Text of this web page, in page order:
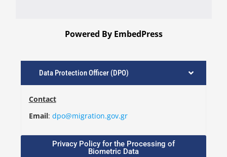
Data Protection Officer (DPO)
Contact
Email: dpo@migration.gov.gr
Privacy Policy for the Processing of
Biometric Data
Powered By EmbedPress